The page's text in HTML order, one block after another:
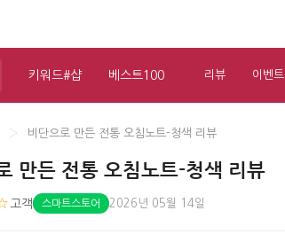
키워드#샵 베스트100 리뷰 이벤트
› 비단으로 만든 전통 오침노트-청색 리뷰
만든 전통 오침노트-청색 리뷰
고객 스마트스토어 2026년 05월 14일